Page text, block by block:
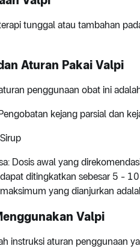
tunggal atau tambahan
Aturan Pakai Valpi
penggunaan obat ini
Pengobatan kejang parsial dan
Sirup
Dosis awal yang
dapat ditingkatkan sebesar 5 -
maksimum yang dianjurkan
Valpi
instruksi aturan penggunaan